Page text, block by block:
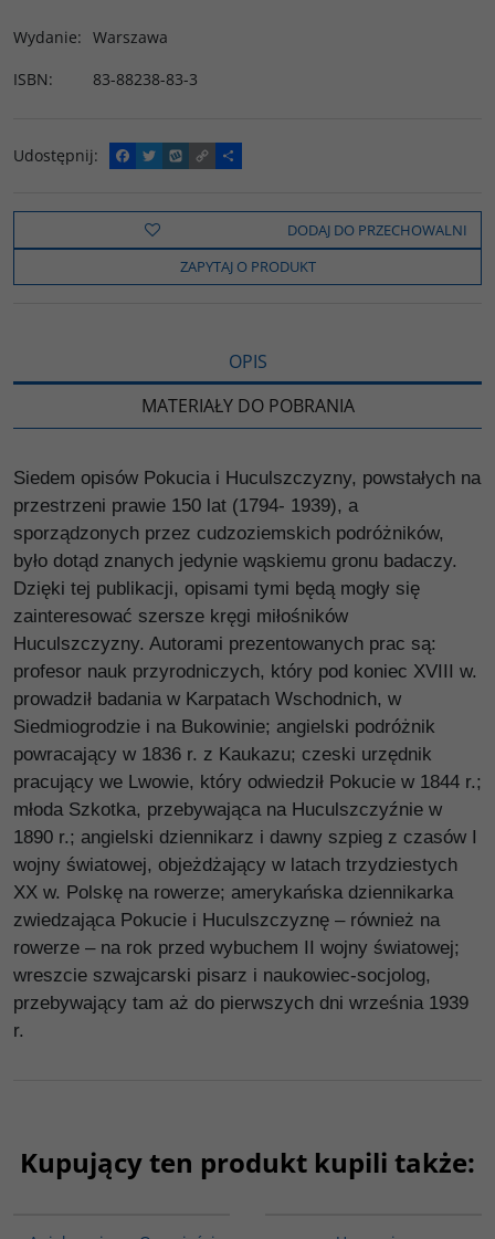
Wydanie: Warszawa
ISBN: 83-88238-83-3
Udostępnij:
F
a
e
o
k
T
w
t
t
e
W
y
o
C
o
y
i
n
k
P
o
z
e
l
s
DODAJ DO PRZECHOWALNI
ZAPYTAJ O PRODUKT
OPIS
MATERIAŁY DO POBRANIA
Siedem opisów Pokucia i Huculszczyzny, powstałych na
przestrzeni prawie 150 lat (1794- 1939), a
sporządzonych przez cudzoziemskich podróżników,
było dotąd znanych jedynie wąskiemu gronu badaczy.
Dzięki tej publikacji, opisami tymi będą mogły się
zainteresować szersze kręgi miłośników
Huculszczyzny. Autorami prezentowanych prac są:
profesor nauk przyrodniczych, który pod koniec XVIII w.
prowadził badania w Karpatach Wschodnich, w
Siedmiogrodzie i na Bukowinie; angielski podróżnik
powracający w 1836 r. z Kaukazu; czeski urzędnik
pracujący we Lwowie, który odwiedził Pokucie w 1844 r.;
młoda Szkotka, przebywająca na Huculszczyźnie w
1890 r.; angielski dziennikarz i dawny szpieg z czasów I
wojny światowej, objeżdżający w latach trzydziestych
XX w. Polskę na rowerze; amerykańska dziennikarka
zwiedzająca Pokucie i Huculszczyznę – również na
rowerze – na rok przed wybuchem II wojny światowej;
wreszcie szwajcarski pisarz i naukowiec-socjolog,
przebywający tam aż do pierwszych dni września 1939
r.
Kupujący ten produkt kupili także: